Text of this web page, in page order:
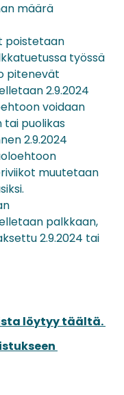
määrä
poistetaan
työssä
pitenevät
2.9.2024
voidaan
tai puolikas
2.9.2024
muutetaan
palkkaan,
2.9.2024 tai
löytyy täältä.